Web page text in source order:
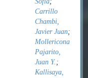
Carrillo
Chambi,
Javier Juan;
Mollericona
Pajarito,
Juan Y. ;
Kallisaya,